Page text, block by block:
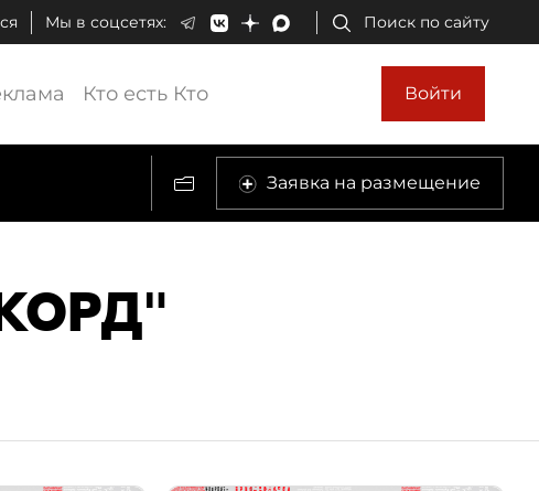
Мы в соцсетях: Поиск по сайту
Кто есть Кто Войти
Заявка на размещение